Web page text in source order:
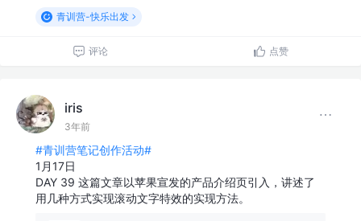
青训营-快乐出发
评论 点赞
iris
3年前
#青训营笔记创作活动#
1月17日
DAY 39 这篇文章以苹果宣发的产品介绍页引入，讲述了
用几种方式实现滚动文字特效的实现方法。